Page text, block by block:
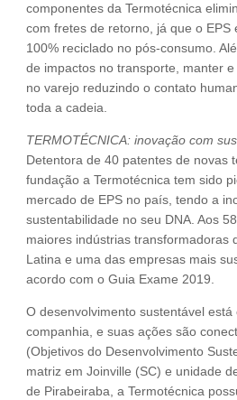
componentes da Termotécnica
com fretes de retorno, já que o EPS
100% reciclado no pós-consumo.
de impactos no transporte, manter
no varejo reduzindo o contato
toda a cadeia.
TERMOTÉCNICA: inovação com
Detentora de 40 patentes de novas
fundação a Termotécnica tem sido
mercado de EPS no país, tendo a
sustentabilidade no seu DNA. Aos
maiores indústrias transformadoras
Latina e uma das empresas mais
acordo com o Guia Exame 2019.
O desenvolvimento sustentável
companhia, e suas ações são
(Objetivos do Desenvolvimento
matriz em Joinville (SC) e unidade
de Pirabeiraba, a Termotécnica